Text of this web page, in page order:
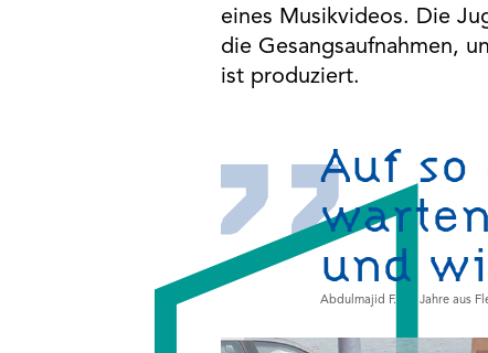
eines Musikvideos. Die
die Gesangsaufnahmen,
ist produziert.
Auf so
und
Abdulmajid F., 16 Jahre aus